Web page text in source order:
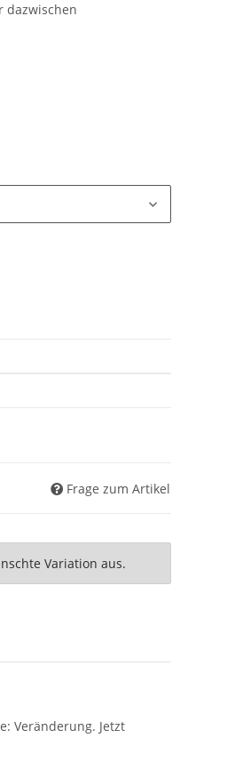
dazwischen
Frage zum Artikel
Variation aus.
Veränderung. Jetzt